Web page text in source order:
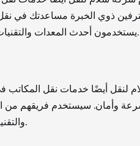
ذوي الخبرة مساعدتك في
يستخدمون أحدث المعدات والتقنيات لضمان نقل متعلقاتك بسلامة وأمان.
لنقل أيضًا خدمات نقل
وأمان. سيستخدم فريقهم من
والتقنيات لضمان نقل متعلقاتك بأمان وأمان.